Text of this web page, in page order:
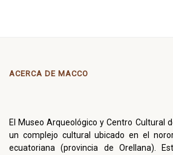
ACERCA DE MACCO
El Museo Arqueológico y Centro Cultural
un complejo cultural ubicado en el
ecuatoriana (provincia de Orellana).